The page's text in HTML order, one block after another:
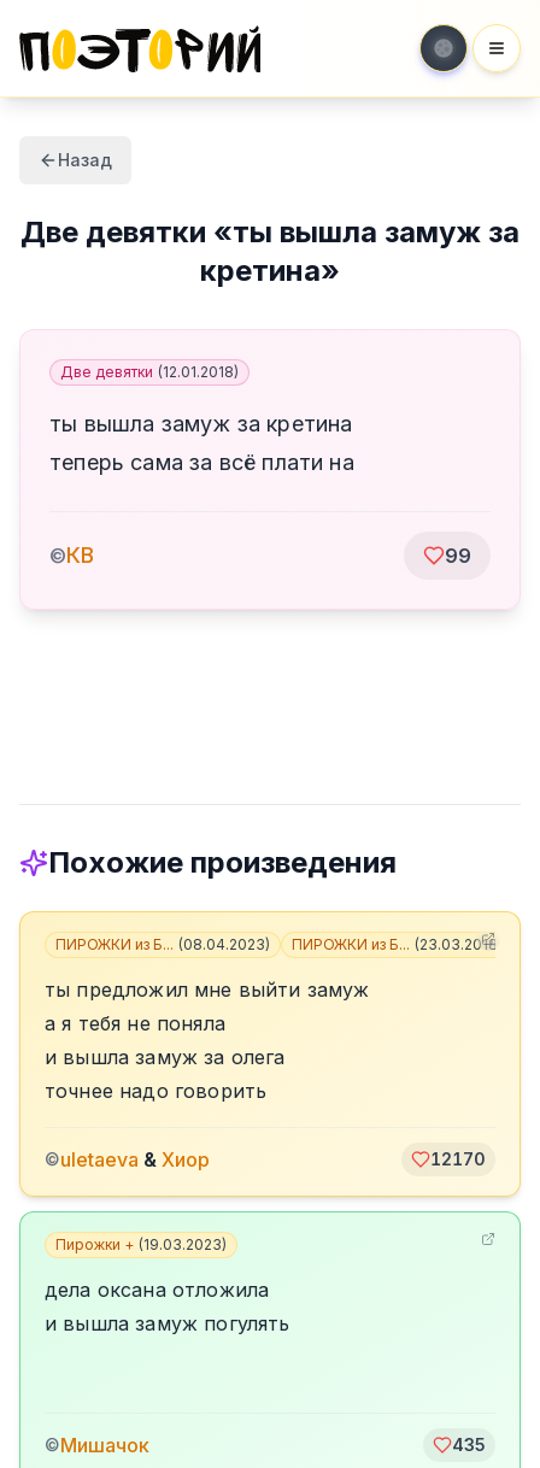
Назад
Две девятки «ты вышла замуж за
кретина»
Две девятки (12.01.2018)
ты вышла замуж за кретина
теперь сама за всё плати на
©КВ 99
Похожие произведения
ПИРОЖКИ из Б... (08.04.2023) ПИРОЖКИ из Б... (23.03.2018
ты предложил мне выйти замуж
а я тебя не поняла
и вышла замуж за олега
точнее надо говорить
©uletaeva & Хиор 12170
Пирожки + (19.03.2023)
дела оксана отложила
и вышла замуж погулять
©Мишачок 435